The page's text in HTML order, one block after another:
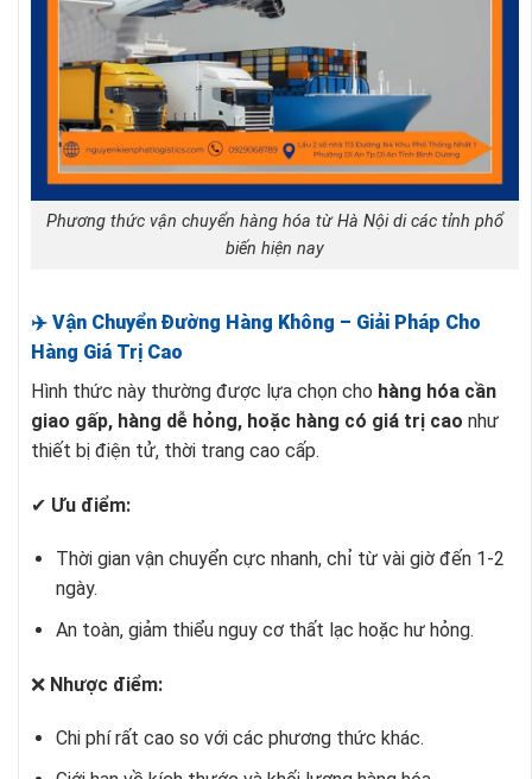
Phương thức vận chuyển hàng hóa từ Hà Nội di các tỉnh phổ
biến hiện nay
✈️ Vận Chuyển Đường Hàng Không – Giải Pháp Cho
Hàng Giá Trị Cao
Hình thức này thường được lựa chọn cho hàng hóa cần
giao gấp, hàng dễ hỏng, hoặc hàng có giá trị cao như
thiết bị điện tử, thời trang cao cấp.
✔ Ưu điểm:
Thời gian vận chuyển cực nhanh, chỉ từ vài giờ đến 1-2
ngày.
An toàn, giảm thiểu nguy cơ thất lạc hoặc hư hỏng.
❌ Nhược điểm:
Chi phí rất cao so với các phương thức khác.